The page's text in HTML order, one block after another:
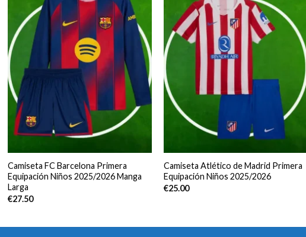
Camiseta FC Barcelona Primera
Equipación Niños 2025/2026 Manga
Larga
€27.50
Camiseta Atlético de Madrid Primera
Equipación Niños 2025/2026
€25.00